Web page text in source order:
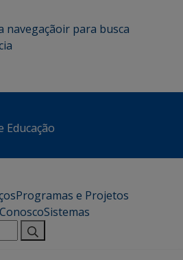
navegaçãoir para busca
Educação
Programas e Projetos
Sistemas